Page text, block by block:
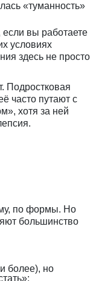
«туманность»
если вы работаете
условиях
здесь не просто
Подростковая
часто путают с
хотя за ней
по формы. Но
большинство
более), но